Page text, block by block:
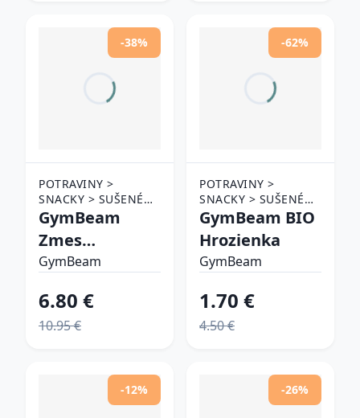
-38%
POTRAVINY >
SNACKY > SUŠENÉ
OVOCIE
GymBeam
Zmes
lyofilizovaných
banánov
GymBeam
6.80 €
10.95 €
-62%
POTRAVINY >
SNACKY > SUŠENÉ
OVOCIE
GymBeam BIO
Hrozienka
GymBeam
1.70 €
4.50 €
-12% -26%